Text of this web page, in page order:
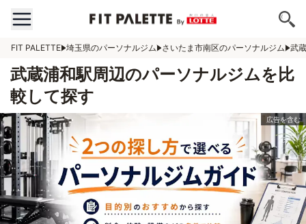
FIT PALETTE 埼玉県のパーソナルジム さいたま市南区のパーソナルジム 武
武蔵浦和駅周辺のパーソナルジムを比
較して探す